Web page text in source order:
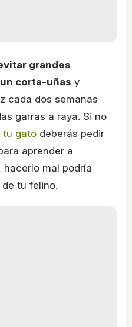
grandes
corta-uñas y
cada dos semanas
garras a raya. Si no
tu gato deberás pedir
aprender a
mal podría
tu felino.